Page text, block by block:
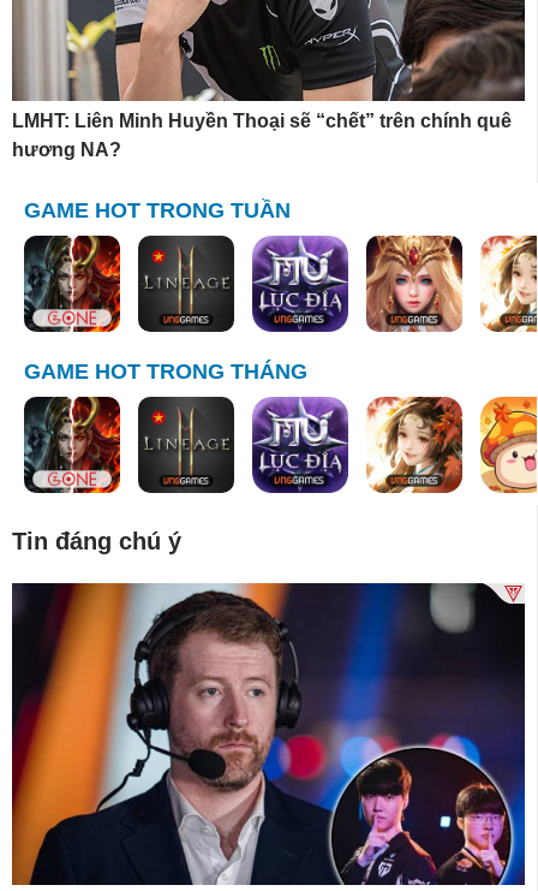
LMHT: Liên Minh Huyền Thoại sẽ “chết” trên chính quê
hương NA?
GAME HOT TRONG TUẦN
GAME HOT TRONG THÁNG
Tin đáng chú ý